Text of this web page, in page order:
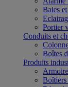
Baies
Portier
Conduits et
Boîtes
Produits
Boîtiers